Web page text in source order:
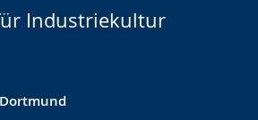
Industriekultur